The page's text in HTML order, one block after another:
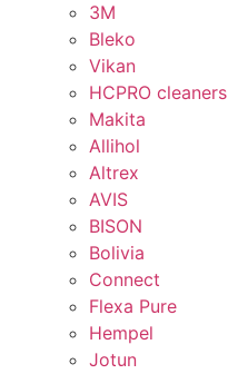
3M
Bleko
Vikan
HCPRO cleaners
Makita
Allihol
Altrex
AVIS
BISON
Bolivia
Connect
Flexa Pure
Hempel
Jotun